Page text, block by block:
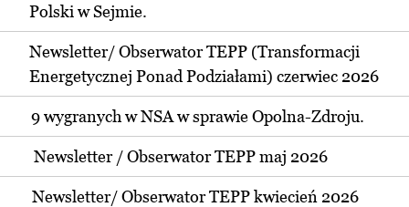
Polski w Sejmie.
Newsletter/ Obserwator TEPP (Transformacji
Energetycznej Ponad Podziałami) czerwiec 2026
9 wygranych w NSA w sprawie Opolna-Zdroju.
Newsletter / Obserwator TEPP maj 2026
Newsletter/ Obserwator TEPP kwiecień 2026